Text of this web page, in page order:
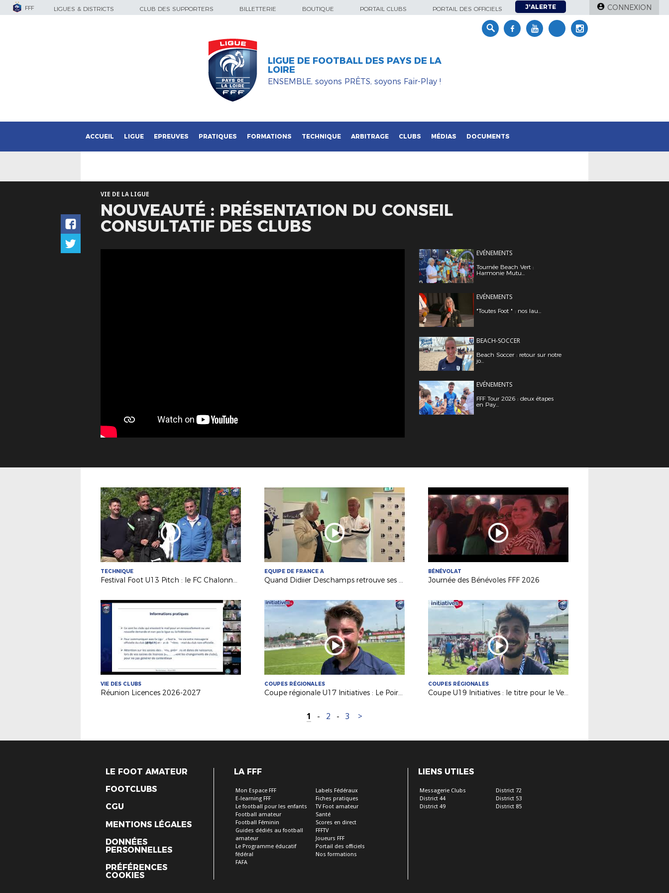
FFF LIGUES & DISTRICTS CLUB DES SUPPORTERS BILLETTERIE BOUTIQUE PORTAIL CLUBS PORTAIL DES OFFICIELS J'ALERTE CONNEXION
LIGUE DE FOOTBALL DES PAYS DE LA
LOIRE
ENSEMBLE, soyons PRÊTS, soyons Fair-Play !
ACCUEIL LIGUE EPREUVES PRATIQUES FORMATIONS TECHNIQUE ARBITRAGE CLUBS MÉDIAS DOCUMENTS
VIE DE LA LIGUE
NOUVEAUTÉ : PRÉSENTATION DU CONSEIL
CONSULTATIF DES CLUBS
EVÉNEMENTS
Tournée Beach Vert :
Harmonie Mutu...
EVÉNEMENTS
"Toutes Foot " : nos lau...
BEACH-SOCCER
Beach Soccer : retour sur notre
jo...
EVÉNEMENTS
FFF Tour 2026 : deux étapes
en Pay...
TECHNIQUE
Festival Foot U13 Pitch : le FC Chalonnes Chaudefonds club support à l'organisation
EQUIPE DE FRANCE A
Quand Didiier Deschamps retrouve ses racines nantaises...
BÉNÉVOLAT
Journée des Bénévoles FFF 2026
VIE DES CLUBS
Réunion Licences 2026-2027
COUPES RÉGIONALES
Coupe régionale U17 Initiatives : Le Poiré sur Vie remporte l'édition 2026 !
COUPES RÉGIONALES
Coupe U19 Initiatives : le titre pour le Vendée Fontenay Foot
1 - 2 - 3 >
LE FOOT AMATEUR
FOOTCLUBS
CGU
MENTIONS LÉGALES
DONNÉES
PERSONNELLES
PRÉFÉRENCES
COOKIES
LA FFF
Mon Espace FFF
E-learning FFF
Le football pour les enfants
Football amateur
Football Féminin
Guides dédiés au football
amateur
Le Programme éducatif
fédéral
FAFA
Labels Fédéraux
Fiches pratiques
TV Foot amateur
Santé
Scores en direct
FFFTV
Joueurs FFF
Portail des officiels
Nos formations
LIENS UTILES
Messagerie Clubs
District 44
District 49
District 72
District 53
District 85